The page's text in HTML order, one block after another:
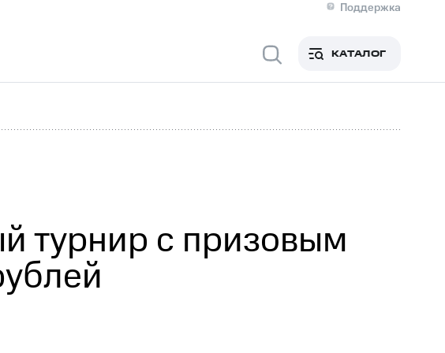
Поддержка
Медиа-центр
КонтактыНовости в регионе
Контроль и аудитРынок акций
КАТАЛОГ
турнир с призовым